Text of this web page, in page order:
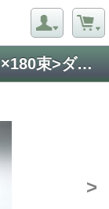
手延べそうめん9kgかたくり<50g×180束>ダンボール箱
>